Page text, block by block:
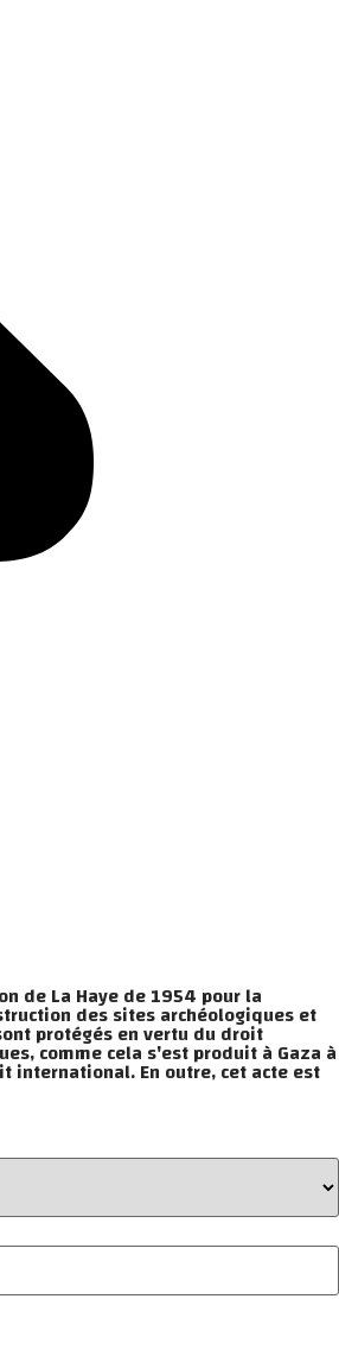
de La Haye de 1954 pour la
des sites archéologiques et
protégés en vertu du droit
comme cela s'est produit à Gaza à
international. En outre, cet acte est